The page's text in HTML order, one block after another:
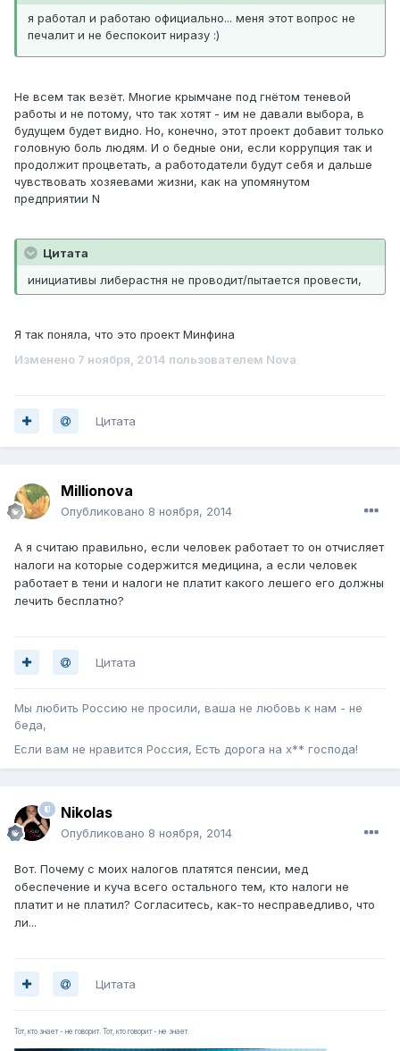
я работал и работаю официально... меня этот вопрос не
печалит и не беспокоит ниразу :)
Не всем так везёт. Многие крымчане под гнётом теневой
работы и не потому, что так хотят - им не давали выбора, в
будущем будет видно. Но, конечно, этот проект добавит только
головную боль людям. И о бедные они, если коррупция так и
продолжит процветать, а работодатели будут себя и дальше
чувствовать хозяевами жизни, как на упомянутом
предприятии N
Цитата
инициативы либерастня не проводит/пытается провести,
Я так поняла, что это проект Минфина
Изменено 7 ноября, 2014 пользователем Nova
Цитата
Millionova
Опубликовано 8 ноября, 2014
А я считаю правильно, если человек работает то он отчисляет
налоги на которые содержится медицина, а если человек
работает в тени и налоги не платит какого лешего его должны
лечить бесплатно?
Цитата
Мы любить Россию не просили, ваша не любовь к нам - не
беда,
Если вам не нравится Россия, Есть дорога на х** господа!
Nikolas
Опубликовано 8 ноября, 2014
Вот. Почему с моих налогов платятся пенсии, мед
обеспечение и куча всего остального тем, кто налоги не
платит и не платил? Согласитесь, как-то несправедливо, что
ли...
Цитата
Тот, кто знает - не говорит. Тот, кто говорит - не знает.